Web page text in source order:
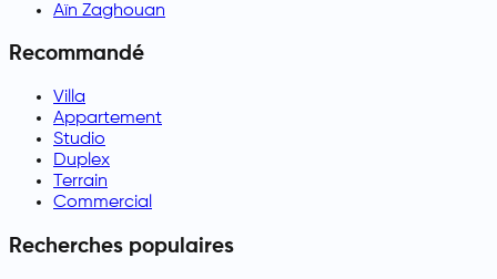
Aïn Zaghouan
Recommandé
Villa
Appartement
Studio
Duplex
Terrain
Commercial
Recherches populaires